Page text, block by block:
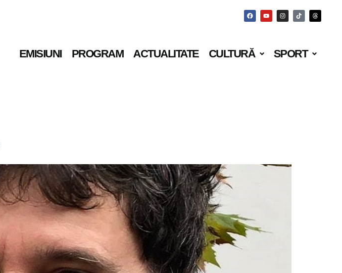
EMISIUNI PROGRAM ACTUALITATE CULTURĂ SPORT